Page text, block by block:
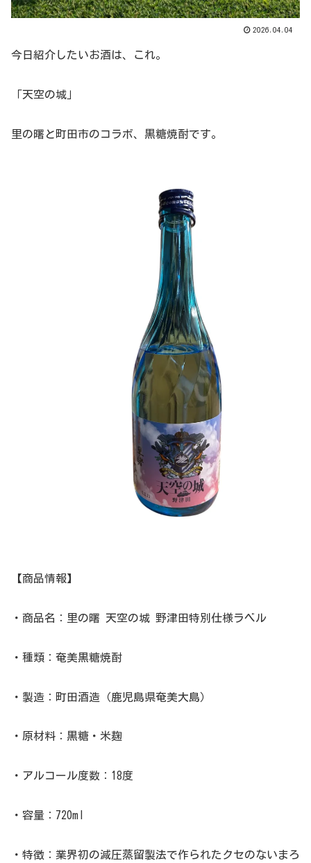
2026.04.04
今日紹介したいお酒は、これ。
「天空の城」
里の曙と町田市のコラボ、黒糖焼酎です。
【商品情報】
・商品名：里の曙 天空の城 野津田特別仕様ラベル
・種類：奄美黒糖焼酎
・製造：町田酒造（鹿児島県奄美大島）
・原材料：黒糖・米麹
・アルコール度数：18度
・容量：720ml
・特徴：業界初の減圧蒸留製法で作られたクセのないまろ